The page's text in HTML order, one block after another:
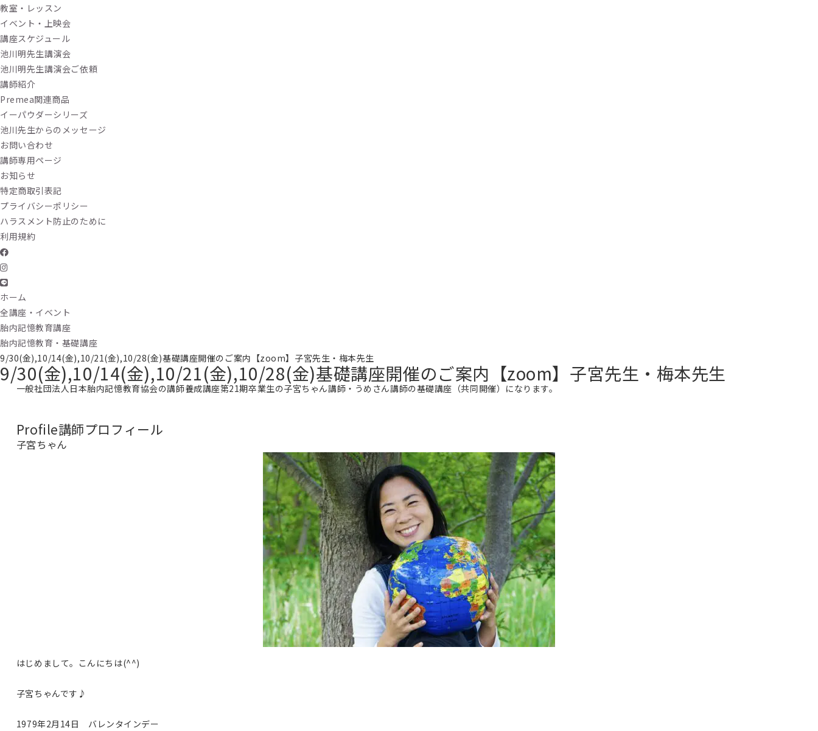
教室・レッスン
イベント・上映会
講座スケジュール
池川明先生講演会
池川明先生講演会ご依頼
講師紹介
Premea関連商品
イーパウダーシリーズ
池川先生からのメッセージ
お問い合わせ
講師専用ページ
お知らせ
特定商取引表記
プライバシーポリシー
ハラスメント防止のために
利用規約
ホーム
全講座・イベント
胎内記憶教育講座
胎内記憶教育・基礎講座
9/30(金),10/14(金),10/21(金),10/28(金)基礎講座開催のご案内【zoom】子宮先生・梅本先生
9/30(金),10/14(金),10/21(金),10/28(金)基礎講座開催のご案内【zoom】子宮先生・梅本先生
一般社団法人日本胎内記憶教育協会の講師養成講座第21期卒業生の子宮ちゃん講師・うめさん講師の基礎講座（共同開催）になります。
Profile講師プロフィール
子宮ちゃん
はじめまして。こんにちは(^^)
子宮ちゃんです♪
1979年2月14日 バレンタインデー